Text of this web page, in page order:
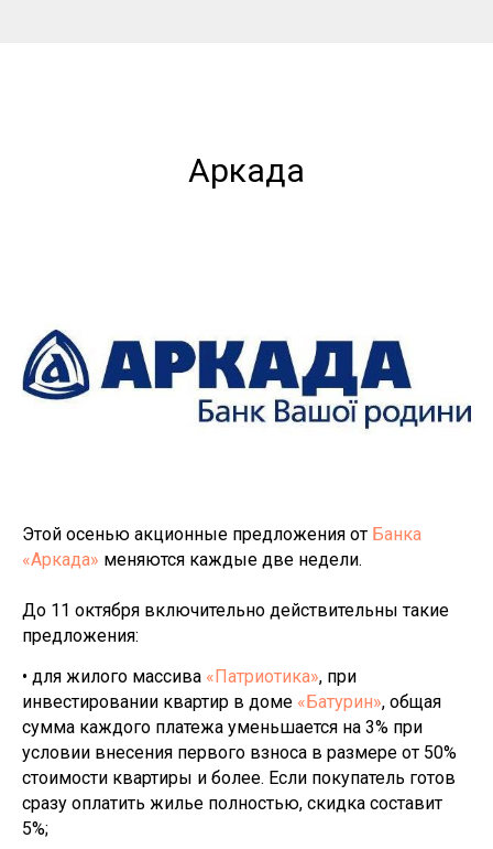
Аркада
Этой осенью акционные предложения от Банка
«Аркада» меняются каждые две недели.
До 11 октября включительно действительны такие
предложения:
• для жилого массива «Патриотика», при
инвестировании квартир в доме «Батурин», общая
сумма каждого платежа уменьшается на 3% при
условии внесения первого взноса в размере от 50%
стоимости квартиры и более. Если покупатель готов
сразу оплатить жилье полностью, скидка составит
5%;